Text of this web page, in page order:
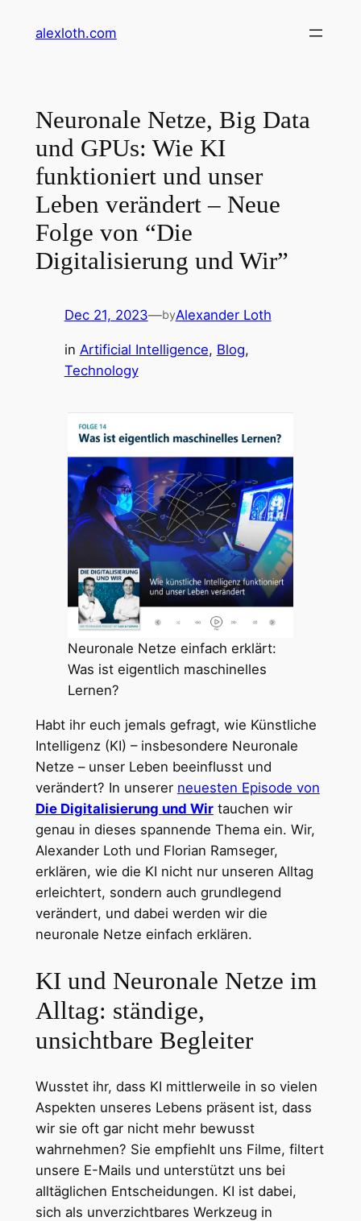
alexloth.com
Neuronale Netze, Big Data
und GPUs: Wie KI
funktioniert und unser
Leben verändert – Neue
Folge von “Die
Digitalisierung und Wir”
Dec 21, 2023—byAlexander Loth
in Artificial Intelligence, Blog
Technology
Neuronale Netze einfach erklärt:
Was ist eigentlich maschinelles
Lernen?
Habt ihr euch jemals gefragt, wie Künstliche
Intelligenz (KI) – insbesondere Neuronale
Netze – unser Leben beeinflusst und
verändert? In unserer neuesten Episode von
Die Digitalisierung und Wirtauchen wir
genau in dieses spannende Thema ein. Wir,
Alexander Loth und Florian Ramseger,
erklären, wie die KI nicht nur unseren Alltag
erleichtert, sondern auch grundlegend
verändert, und dabei werden wir die
neuronale Netze einfach erklären.
KI und Neuronale Netze im
Alltag: ständige,
unsichtbare Begleiter
Wusstet ihr, dass KI mittlerweile in so vielen
Aspekten unseres Lebens präsent ist, dass
wir sie oft gar nicht mehr bewusst
wahrnehmen? Sie empfiehlt uns Filme, filtert
unsere E-Mails und unterstützt uns bei
alltäglichen Entscheidungen. KI ist dabei,
sich als unverzichtbares Werkzeug in